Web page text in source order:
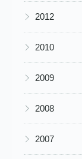
▶ 2012
▶ 2010
▶ 2009
▶ 2008
▶ 2007